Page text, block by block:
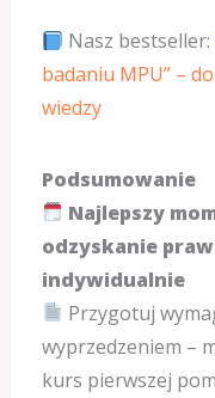
Nasz bestseller:
badaniu MPU” –
wiedzy
Podsumowanie
Najlepszy
odzyskanie
indywidualnie
Przygotuj
wyprzedzeniem –
kurs pierwszej